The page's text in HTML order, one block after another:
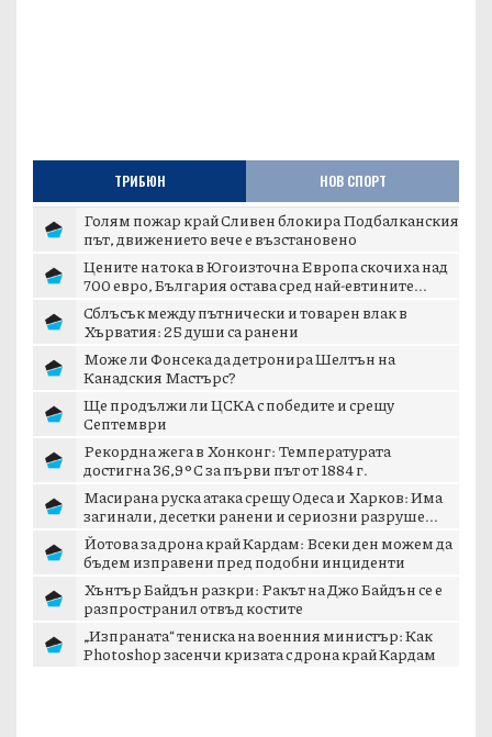
ТРИБЮН НОВ СПОРТ
Голям пожар край Сливен блокира Подбалканския
път, движението вече е възстановено
Цените на тока в Югоизточна Европа скочиха над
700 евро, България остава сред най-евтините...
Сблъсък между пътнически и товарен влак в
Хърватия: 25 души са ранени
Може ли Фонсека да детронира Шелтън на
Канадския Мастърс?
Ще продължи ли ЦСКА с победите и срещу
Септември
Рекордна жега в Хонконг: Температурата
достигна 36,9°C за първи път от 1884 г.
Масирана руска атака срещу Одеса и Харков: Има
загинали, десетки ранени и сериозни разруше...
Йотова за дрона край Кардам: Всеки ден можем да
бъдем изправени пред подобни инциденти
Хънтър Байдън разкри: Ракът на Джо Байдън се е
разпространил отвъд костите
„Изпраната“ тениска на военния министър: Как
Photoshop засенчи кризата с дрона край Кардам